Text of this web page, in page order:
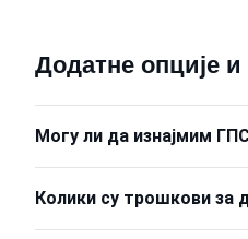
Додатне опције
Могу ли да изнајмим
Колики су трошкови за